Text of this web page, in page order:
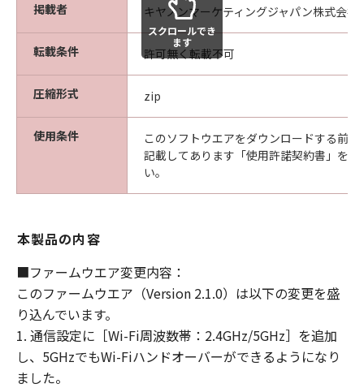
れる限り、一切の責任を負わないものとし
ます。
たとえ、キヤノン、キヤノンの子会社、キ
ヤノンの関連会社、それらの販売代理店ま
たは販売店、ならびにキヤノンのライセン
サーがかかる損害の可能性について知らさ
れていた場合でも同様です。
(3) キヤノン、キヤノンの子会社、キヤノン
の関連会社、それらの販売代理店または販
売店、ならびにキヤノンのライセンサー
ソフトウェア」の使用に起因または関連し
てお客様と第三者との間に生じたいかなる
紛争についても、一切責任を負わないもの
とします。
契約期間
(1) 「本契約」は、お客様が「許諾ソフト
掲載者 キヤノンマーケティングジャパン株式会社
転載条件 許可無く転載不可
圧縮形式 zip
使用条件
このソフトウエアをダウンロードする前
記載してあります「使用許諾契約書」を
い。
スクロールでき
ます
本製品の内容
■ファームウエア変更内容：
このファームウエア（Version 2.1.0）は以下の変更を盛
り込んでいます。
1. 通信設定に［Wi-Fi周波数帯：2.4GHz/5GHz］を追加
し、5GHzでもWi-Fiハンドオーバーができるようになり
ました。